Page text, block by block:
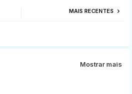
MAIS RECENTES
Mostrar mais